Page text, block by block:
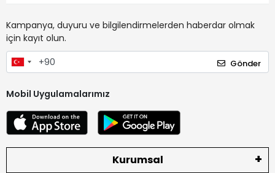
Kampanya, duyuru ve bilgilendirmelerden haberdar olmak
için kayıt olun.
Gönder
Mobil Uygulamalarımız
Kurumsal